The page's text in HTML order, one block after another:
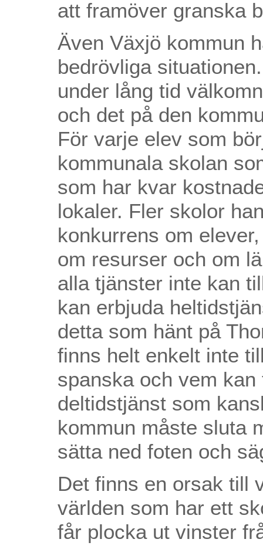
att framöver granska
Även Växjö kommun
bedrövliga
under lång tid
och det på den
För varje elev som
kommunala skolan
som har kvar
lokaler. Fler skolor
konkurrens om
om resurser och om
alla tjänster inte kan
kan erbjuda
detta som hänt på
finns helt enkelt inte
spanska och vem
deltidstjänst som
kommun måste sluta
sätta ned foten och
Det finns en orsak till
världen som har ett
får plocka ut vinster